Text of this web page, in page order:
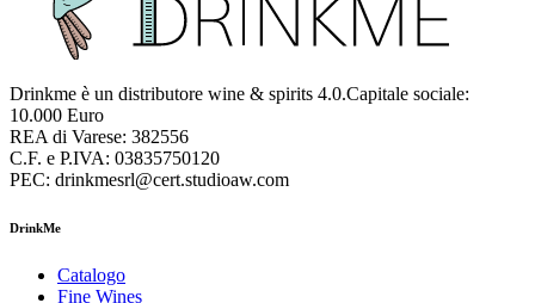
Drinkme è un distributore wine & spirits 4.0.Capitale sociale:
10.000 Euro
REA di Varese: 382556
C.F. e P.IVA: 03835750120
PEC: drinkmesrl@cert.studioaw.com
DrinkMe
Catalogo
Fine Wines